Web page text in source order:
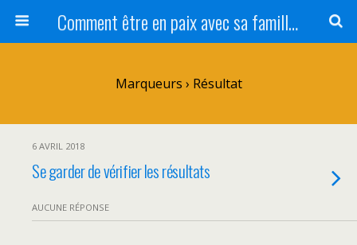
Comment être en paix avec sa famille ?
Marqueurs › Résultat
6 AVRIL 2018
Se garder de vérifier les résultats
AUCUNE RÉPONSE